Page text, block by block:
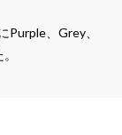
Purple、Grey、